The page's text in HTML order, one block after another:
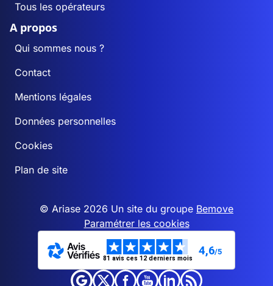
Tous les opérateurs
A propos
Qui sommes nous ?
Contact
Mentions légales
Données personnelles
Cookies
Plan de site
© Ariase 2026 Un site du groupe Bemove
Paramétrer les cookies
81 avis ces 12 derniers mois
4,6/5